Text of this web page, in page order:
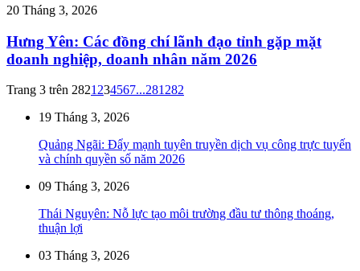
20 Tháng 3, 2026
Hưng Yên: Các đồng chí lãnh đạo tỉnh gặp mặt
doanh nghiệp, doanh nhân năm 2026
Trang 3 trên 2821234567...281282
19 Tháng 3, 2026
Quảng Ngãi: Đẩy mạnh tuyên truyền dịch vụ công trực tuyến
và chính quyền số năm 2026
09 Tháng 3, 2026
Thái Nguyên: Nỗ lực tạo môi trường đầu tư thông thoáng,
thuận lợi
03 Tháng 3, 2026